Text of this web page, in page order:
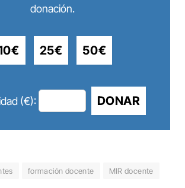
donación.
25€ 50€
(€): DONAR
formación docente MIR docente